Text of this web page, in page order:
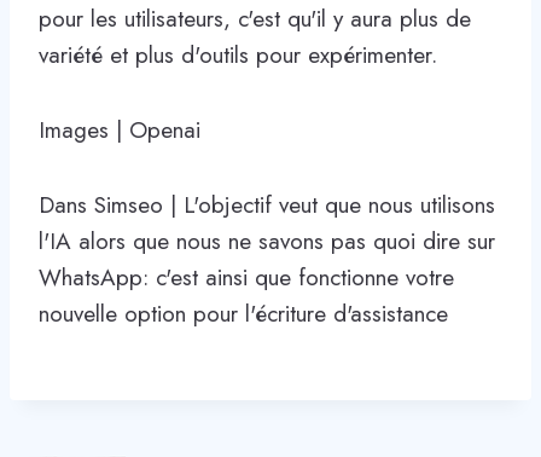
pour les utilisateurs, c'est qu'il y aura plus de
variété et plus d'outils pour expérimenter.
Images | Openai
Dans Simseo | L'objectif veut que nous utilisons
l'IA alors que nous ne savons pas quoi dire sur
WhatsApp: c'est ainsi que fonctionne votre
nouvelle option pour l'écriture d'assistance